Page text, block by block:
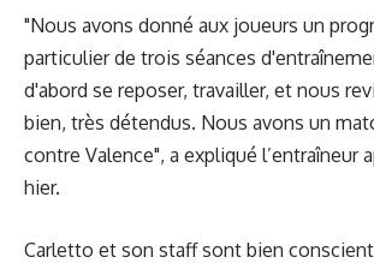
"Nous avons donné aux joueurs un
particulier de trois séances
d'abord se reposer, travailler, et nous
bien, très détendus. Nous avons un
contre Valence", a expliqué l’entraîneur
hier.
Carletto et son staff sont bien